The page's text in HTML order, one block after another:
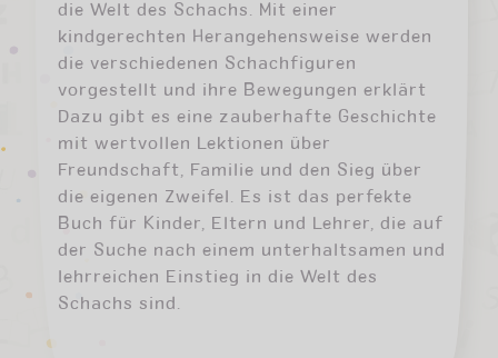
die Welt des Schachs. Mit einer
kindgerechten Herangehensweise werden
die verschiedenen Schachfiguren
vorgestellt und ihre Bewegungen erklärt
Dazu gibt es eine zauberhafte Geschichte
mit wertvollen Lektionen über
Freundschaft, Familie und den Sieg über
die eigenen Zweifel. Es ist das perfekte
Buch für Kinder, Eltern und Lehrer, die auf
der Suche nach einem unterhaltsamen und
lehrreichen Einstieg in die Welt des
Schachs sind.